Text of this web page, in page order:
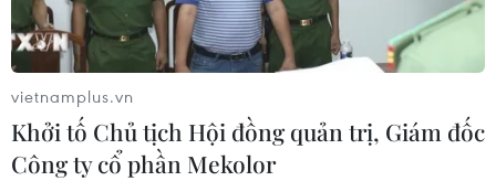
vietnamplus.vn
Khởi tố Chủ tịch Hội đồng quản trị, Giám đốc
Công ty cổ phần Mekolor